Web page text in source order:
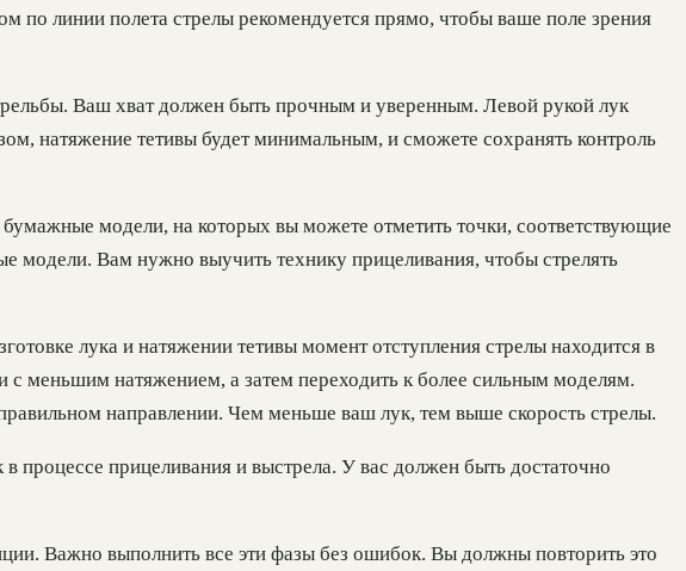
по линии полета стрелы рекомендуется прямо, чтобы ваше поле зрения
Ваш хват должен быть прочным и уверенным. Левой рукой лук
натяжение тетивы будет минимальным, и сможете сохранять контроль
модели, на которых вы можете отметить точки, соответствующие
модели. Вам нужно выучить технику прицеливания, чтобы стрелять
лука и натяжении тетивы момент отступления стрелы находится в
с меньшим натяжением, а затем переходить к более сильным моделям.
направлении. Чем меньше ваш лук, тем выше скорость стрелы.
прицеливания и выстрела. У вас должен быть достаточно
Важно выполнить все эти фазы без ошибок. Вы должны повторить это